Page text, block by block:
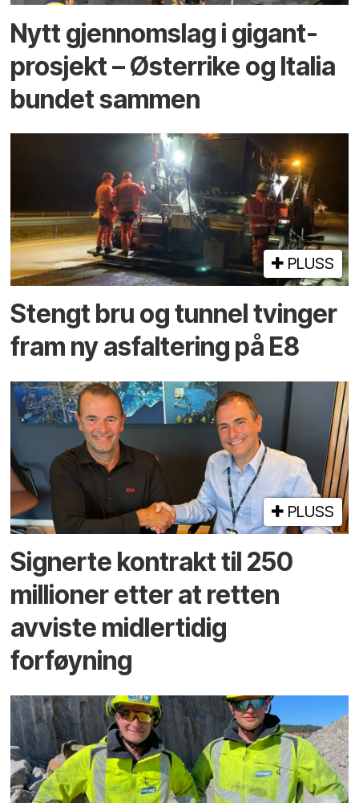
Nytt gjennomslag i gigant­
prosjekt – Østerrike og Italia
bundet sammen
PLUSS
Stengt bru og tunnel tvinger
fram ny asfaltering på E8
PLUSS
Signerte kontrakt til 250
millioner etter at retten
avviste midlertidig
forføyning